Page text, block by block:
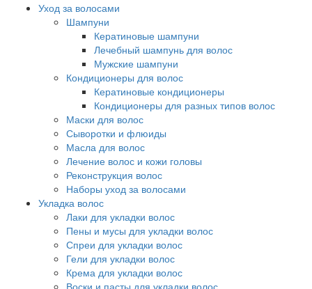
Уход за волосами
Шампуни
Кератиновые шампуни
Лечебный шампунь для волос
Мужские шампуни
Кондиционеры для волос
Кератиновые кондиционеры
Кондиционеры для разных типов волос
Маски для волос
Сыворотки и флюиды
Масла для волос
Лечение волос и кожи головы
Реконструкция волос
Наборы уход за волосами
Укладка волос
Лаки для укладки волос
Пены и мусы для укладки волос
Спреи для укладки волос
Гели для укладки волос
Крема для укладки волос
Воски и пасты для укладки волос